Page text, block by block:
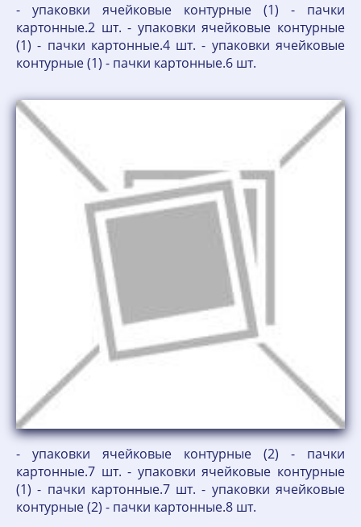
- упаковки ячейковые контурные (1) - пачки
картонные.2 шт. - упаковки ячейковые контурные
(1) - пачки картонные.4 шт. - упаковки ячейковые
контурные (1) - пачки картонные.6 шт.
- упаковки ячейковые контурные (2) - пачки
картонные.7 шт. - упаковки ячейковые контурные
(1) - пачки картонные.7 шт. - упаковки ячейковые
контурные (2) - пачки картонные.8 шт.